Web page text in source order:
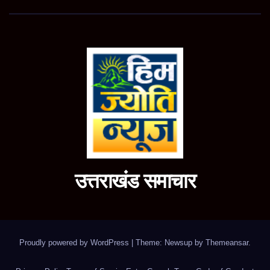
उत्तराखंड समाचार
Proudly powered by WordPress Theme: Newsup by Themeansar.